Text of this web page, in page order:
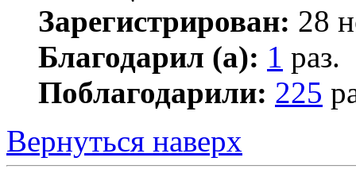
Зарегистрирован: 28
Благодарил (а): 1 раз.
Поблагодарили: 225
Вернуться наверх